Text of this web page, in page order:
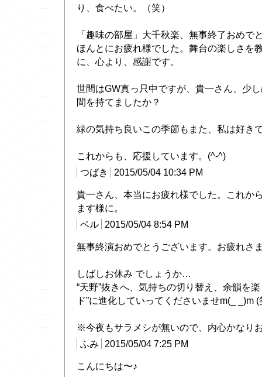
り、食べたい。（笑）
「趣味の部屋」大千秋楽、無事終了おめで
ほんとにお疲れ様でした。舞台の楽しさを
に、心より、感謝です。
世間はGW真っ只中ですが、貴一さん、少
間を持てましたか？
緑の気持ち良いこの季節もまた、私は好き
これからも、応援しています。(^-^)
つばき
2015/05/04 10:34 PM
貴一さん、本当にお疲れ様でした。これか
ます様に。
ベル
2015/05/04 8:54 PM
無事終演おめでとうございます。お疲れさ
しばしお休み でしょうか…
“天野”抜きへ、気持ちの切り替え、余韻を
ド”に進化していってくださいませm(_ _)m (
※今夜もサラメシが無いので、内心かなり
ふみ
2015/05/04 7:25 PM
こんにちは〜♪